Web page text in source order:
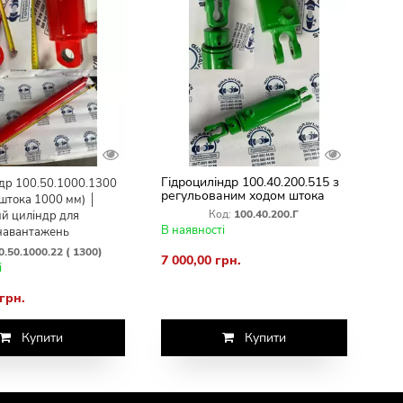
100.50.1000.1300
1000 мм) │
циліндр для
( 1300)
Купити
Гідроциліндр 100.40.200.515 з
регульованим ходом штока
(110–200 мм)
Код: 100.40.200.Г
В наявності
7 000,00 грн.
Купити